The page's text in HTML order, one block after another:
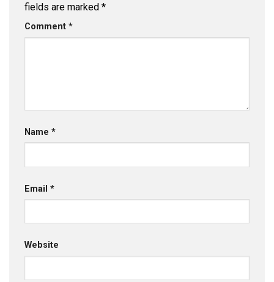
fields are marked *
Comment *
Name *
Email *
Website